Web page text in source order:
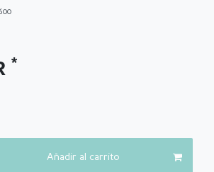
*
Añadir al carrito